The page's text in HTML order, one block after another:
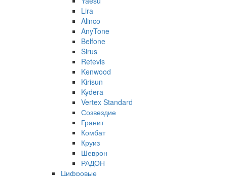
Lira
Alinco
AnyTone
Belfone
Sirus
Retevis
Kenwood
Kirisun
Kydera
Vertex Standard
Созвездие
Гранит
Комбат
Круиз
Шеврон
РАДОН
Цифровые